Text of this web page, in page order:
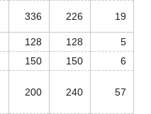
336 226 19
128 128
5
150 150
6
200 240 57